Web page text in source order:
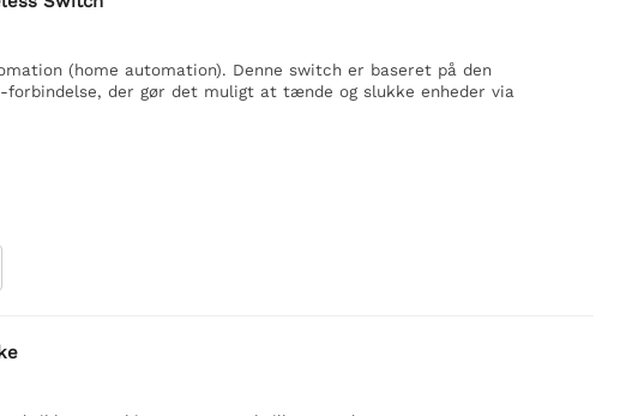
(home automation). Denne switch er baseret på den
forbindelse, der gør det muligt at tænde og slukke enheder via